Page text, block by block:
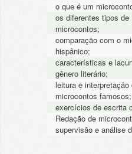
o que é um
os diferentes tipos de
microcontos;
comparação com o
hispânico;
características e
gênero literário;
leitura e interpretação
microcontos famosos;
exercícios de escrita
Redação de
supervisão e análise